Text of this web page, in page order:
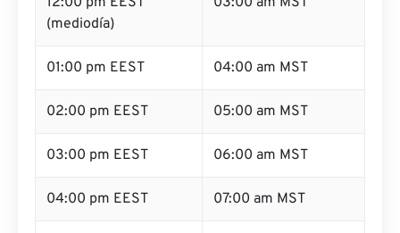
(mediodía)
01:00 pm EEST 04:00 am MST
02:00 pm EEST 05:00 am MST
03:00 pm EEST 06:00 am MST
04:00 pm EEST 07:00 am MST